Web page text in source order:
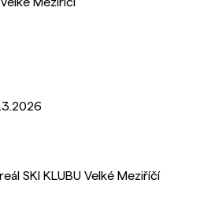
KLUBU Velké Meziříčí